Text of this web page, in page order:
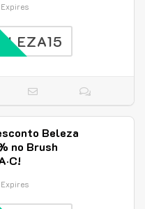
Expires
Beleza
no Brush
Expires